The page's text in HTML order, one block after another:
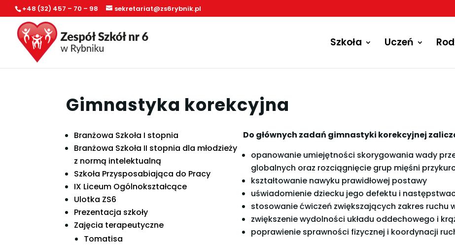
+48 (32) 457 – 70 – 98 sekretariat@zs6rybnik.pl
Szkoła Uczeń
Gimnastyka korekcyjna
Branżowa Szkoła I stopnia
Branżowa Szkoła II stopnia dla młodzieży
z normą intelektualną
Szkoła Przysposabiająca do Pracy
IX Liceum Ogólnokształcące
Ulotka ZS6
Prezentacja szkoły
Zajęcia terapeutyczne
Tomatisa
Do głównych zadań gimnastyki korekcyjnej
opanowanie umiejętności skorygowania wady
globalnych oraz rozciągnięcie grup mięśni
kształtowanie nawyku prawidłowej postawy
uświadomienie dziecku jego defektu i
stosowanie ćwiczeń zwiększających zakres ruchu
zwiększenie wydolności układu oddechowego i
poprawienie sprawności fizycznej i koordynacji